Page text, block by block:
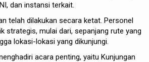
dan instansi terkait.
telah dilakukan secara ketat. Personel
strategis, mulai dari, sepanjang rute yang
lokasi-lokasi yang dikunjungi.
acara penting, yaitu Kunjungan